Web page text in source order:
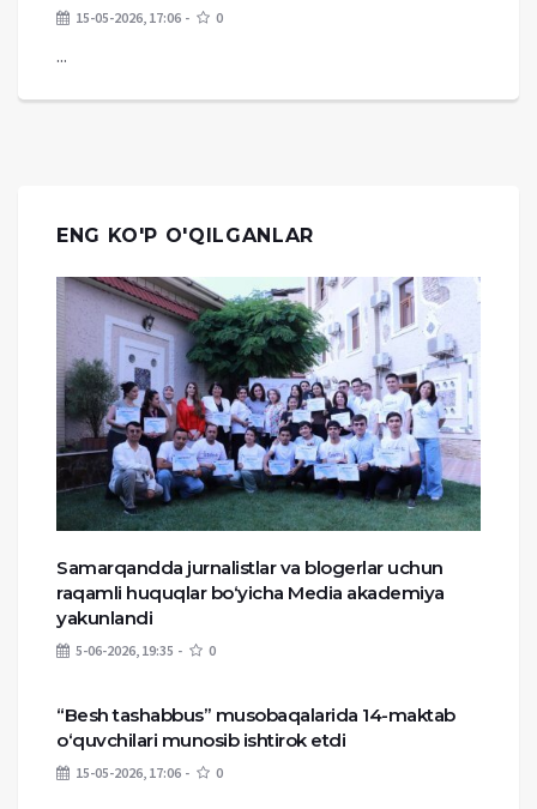
15-05-2026, 17:06 0
...
ENG KO'P O'QILGANLAR
Samarqandda jurnalistlar va blogerlar uchun
raqamli huquqlar bo‘yicha Media akademiya
yakunlandi
5-06-2026, 19:35 0
“Besh tashabbus” musobaqalarida 14-maktab
o‘quvchilari munosib ishtirok etdi
15-05-2026, 17:06 0